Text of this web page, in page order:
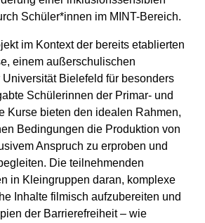
Schüler*innen im MINT-Bereich.
im Kontext der bereits etablierten
einem außerschulischen
Universität Bielefeld für besonders
Schülerinnen der Primar- und
Kurse bieten den idealen Rahmen,
Bedingungen die Produktion von
Anspruch zu erproben und
Die teilnehmenden
in Kleingruppen daran, komplexe
Inhalte filmisch aufzubereiten und
der Barrierefreiheit – wie